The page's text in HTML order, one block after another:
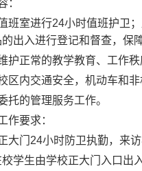
：
班室进行24小时值班护卫
出入进行登记和督查，保
护正常的教学教育、工作
区内交通安全，机动车和
托的管理服务工作。
作要求：
大门 24小时防卫执勤，来
学生由学校正大门入口出